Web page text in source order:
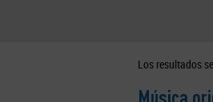
Los resultados
Música